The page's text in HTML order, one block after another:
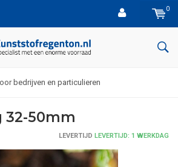
0
bedrijven en particulieren
32-50mm
LEVERTIJD LEVERTIJD: 1 WERKDAG